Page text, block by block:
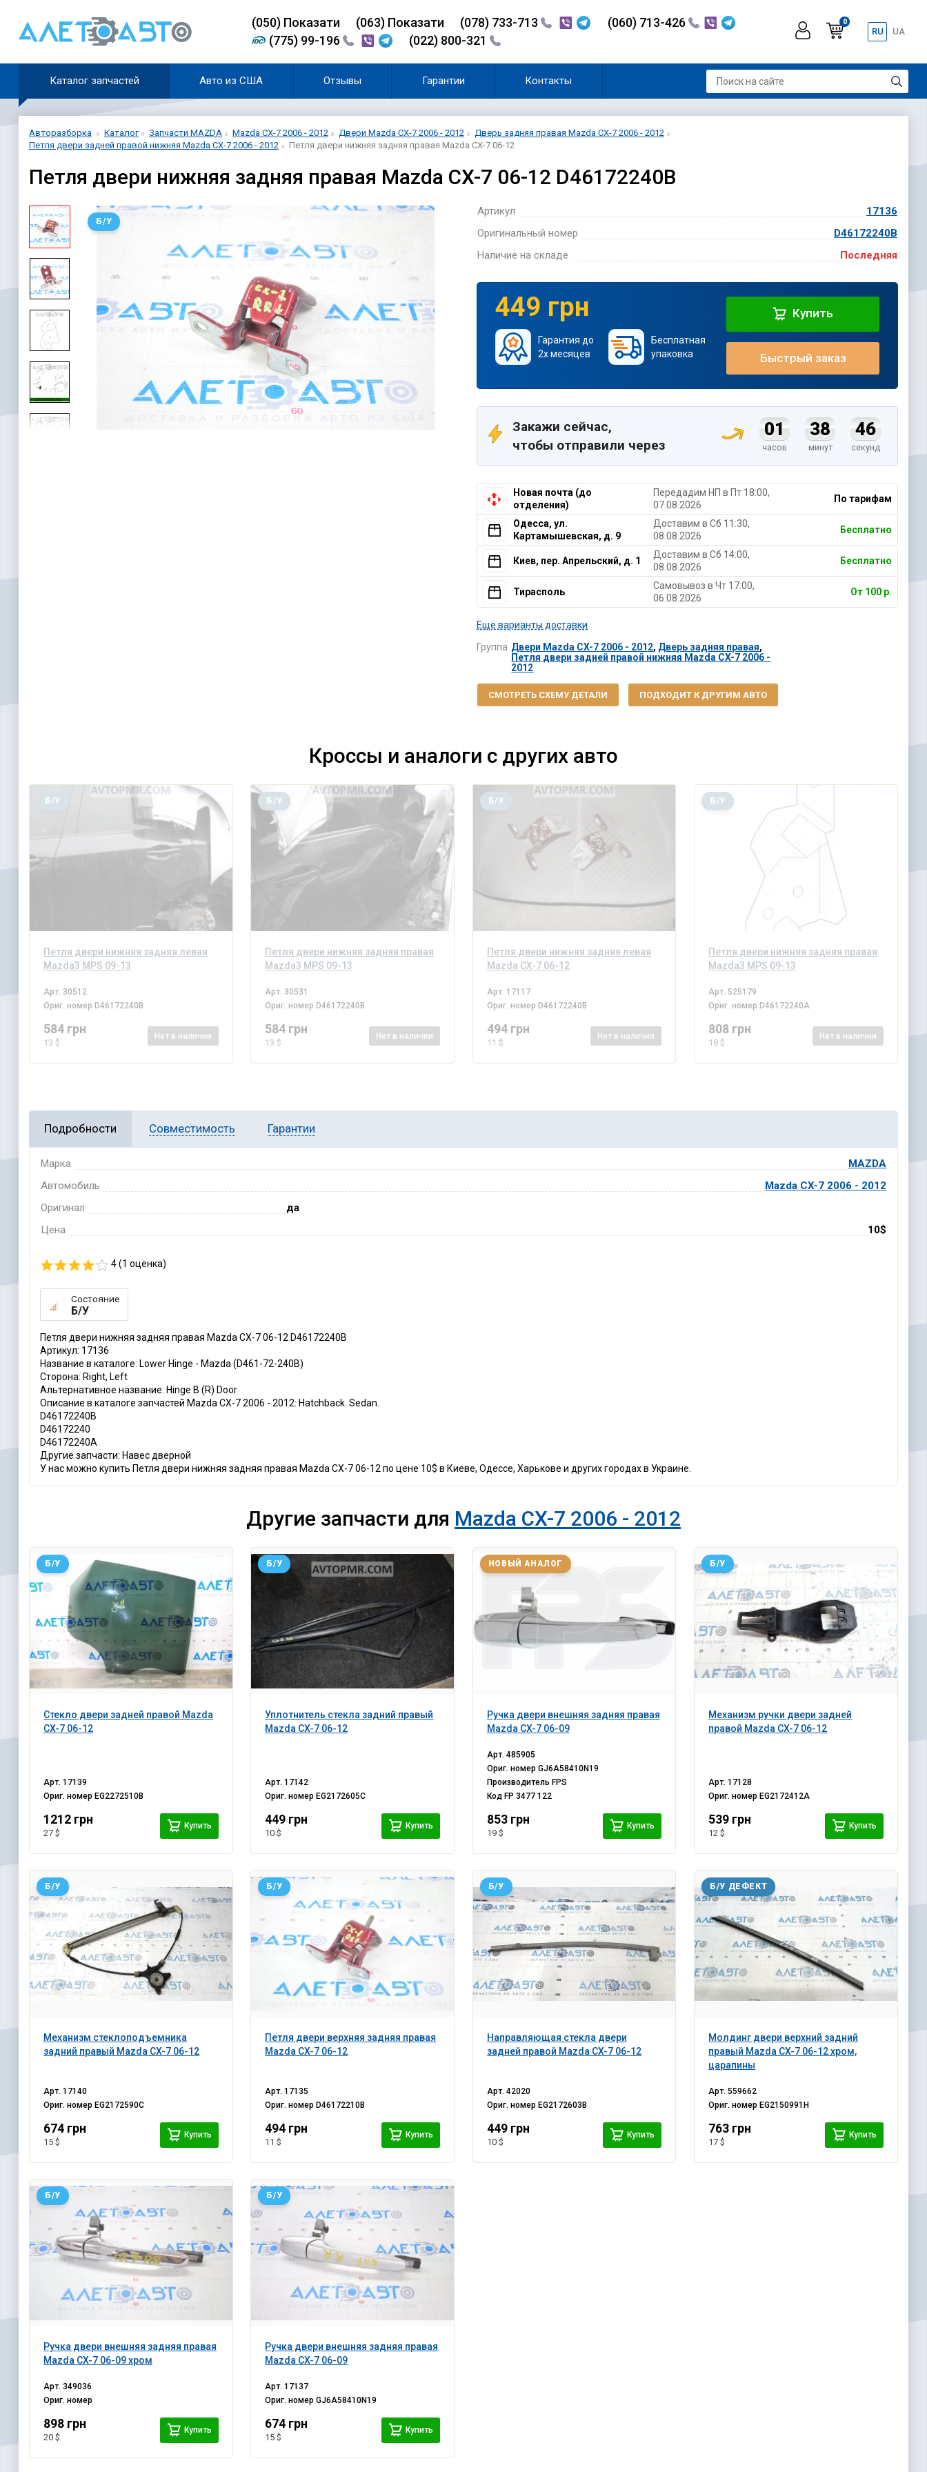
(050)Показати (063) Показати (078) 733-713
(060) 713-426
(775) 99-196
(022) 800-321
0
RU UA
Каталог запчастей Авто из США Отзывы Гарантии Контакты
Авторазборка Каталог Запчасти MAZDA Mazda CX-7 2006 - 2012 Двери Mazda CX-7 2006 - 2012
Дверь задняя правая Mazda CX-7 2006 - 2012
Петля двери задней правой нижняя Mazda CX-7 2006 - 2012
Петля двери нижняя задняя правая Mazda CX-7 06-12
Петля двери нижняя задняя правая Mazda CX-7 06-12 D46172240B
Б/У
Артикул
17136
Оригинальный номер
D46172240B
Наличие на складе
Последняя
449 грн
Гарантия до
2х месяцев
Бесплатная
упаковка
Купить
Быстрый заказ
Закажи сейчас,
чтобы отправили через
01
часов
38
минут
45
секунд
Новая почта (до
отделения)
Передадим НП в Пт 18:00,
07.08.2026
По тарифам
Одесса, ул.
Картамышевская, д. 9
Доставим в Cб 11:30,
08.08.2026
Бесплатно
Киев, пер. Апрельский, д. 1
Доставим в Cб 14:00,
08.08.2026
Бесплатно
Тирасполь
Самовывоз в Чт 17:00,
06.08.2026
От 100 р.
Ещё варианты доставки
Группа Двери Mazda CX-7 2006 - 2012, Дверь задняя правая,
Петля двери задней правой нижняя Mazda CX-7 2006 -
2012
СМОТРЕТЬ СХЕМУ ДЕТАЛИ ПОДХОДИТ К ДРУГИМ АВТО
Кроссы и аналоги с других авто
Петля двери нижняя задняя левая
Mazda3 MPS 09-13
Б/У
Арт. 30512
Ориг. номер D46172240B
584 грн
13 $
Нет в наличии
Петля двери нижняя задняя правая
Mazda3 MPS 09-13
Б/У
Арт. 30531
Ориг. номер D46172240B
584 грн
13 $
Нет в наличии
Петля двери нижняя задняя левая
Mazda CX-7 06-12
Б/У
Арт. 17117
Ориг. номер D46172240B
494 грн
11 $
Нет в наличии
Петля двери нижняя задняя правая
Mazda3 MPS 09-13
Б/У
Арт. 525179
Ориг. номер D46172240A
808 грн
18 $
Нет в наличии
Подробности Совместимость Гарантии
Марка
MAZDA
Автомобиль
Mazda CX-7 2006 - 2012
Оригинал
да
Цена
10$
4 (1 оценка)
Состояние
Б/У
Петля двери нижняя задняя правая Mazda CX-7 06-12 D46172240B
Артикул: 17136
Название в каталоге: Lower Hinge - Mazda (D461-72-240B)
Сторона: Right, Left
Альтернативное название: Hinge B (R) Door
Описание в каталоге запчастей Mazda CX-7 2006 - 2012: Hatchback. Sedan.
D46172240B
D46172240
D46172240A
Другие запчасти: Навес дверной
У нас можно купить Петля двери нижняя задняя правая Mazda CX-7 06-12 по цене 10$ в Киеве, Одессе, Харькове и других городах в Украине.
Другие запчасти для Mazda CX-7 2006 - 2012
Стекло двери задней правой Mazda
CX-7 06-12
Б/У
Арт.17139
Ориг. номер EG2272510B
1212 грн
27 $
Купить
Уплотнитель стекла задний правый
Mazda CX-7 06-12
Б/У
Арт.17142
Ориг. номер EG2172605C
449 грн
10 $
Купить
Ручка двери внешняя задняя правая
Mazda CX-7 06-09
НОВЫЙ АНАЛОГ
Арт. 485905
Ориг. номер GJ6A58410N19
Производитель FPS
Код FP 3477 122
853 грн
19 $
Купить
Механизм ручки двери задней
правой Mazda CX-7 06-12
Б/У
Арт.17128
Ориг. номер EG2172412A
539 грн
12 $
Купить
Механизм стеклоподъемника
задний правый Mazda CX-7 06-12
Б/У
Арт.17140
Ориг. номер EG2172590C
674 грн
15 $
Купить
Петля двери верхняя задняя правая
Mazda CX-7 06-12
Б/У
Арт.17135
Ориг. номер D46172210B
494 грн
11 $
Купить
Направляющая стекла двери
задней правой Mazda CX-7 06-12
Б/У
Арт. 42020
Ориг. номер EG2172603B
449 грн
10 $
Купить
Молдинг двери верхний задний
правый Mazda CX-7 06-12 хром,
царапины
Б/У ДЕФЕКТ
Арт.559662
Ориг. номер EG2150991H
763 грн
17 $
Купить
Ручка двери внешняя задняя правая
Mazda CX-7 06-09 хром
Б/У
Арт.349036
Ориг. номер
898 грн
20 $
Купить
Ручка двери внешняя задняя правая
Mazda CX-7 06-09
Б/У
Арт.17137
Ориг. номерGJ6A58410N19
674 грн
15 $
Купить